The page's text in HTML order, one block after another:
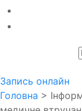
Запись онлайн
Головна >